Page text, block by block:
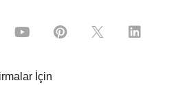
İçin